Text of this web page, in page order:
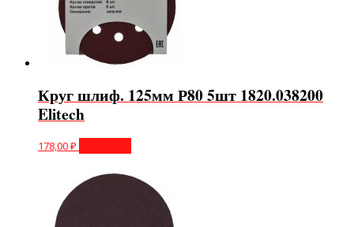
Круг шлиф. 125мм Р80 5шт 1820.038200
Elitech
178,00₽